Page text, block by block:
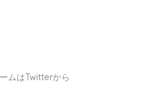
ムはTwitterから